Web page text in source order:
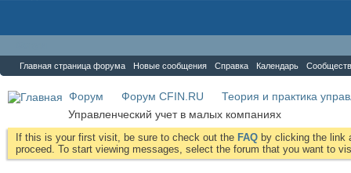
Главная страница форума Новые сообщения Справка Календарь
Форум Форум CFIN.RU
Теория и практика
Управленческий учет в малых компаниях
If this is your first visit, be sure to check out the FAQ by clicking the link
proceed. To start viewing messages, select the forum that you want to